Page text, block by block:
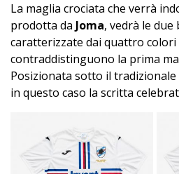
La maglia crociata che verrà
prodotta da Joma, vedrà le due
caratterizzate dai quattro
contraddistinguono la prima
Posizionata sotto il tradizionale
in questo caso la scritta